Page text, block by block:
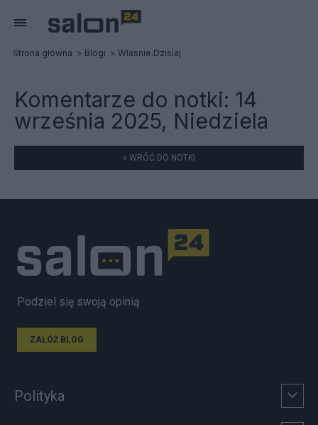
Strona główna Blogi Wlasnie.Dzisiaj
Komentarze do notki: 14
września 2025, Niedziela
« WRÓĆ DO NOTKI
Podziel się swoją opinią
ZAŁÓŻ BLOG
Polityka